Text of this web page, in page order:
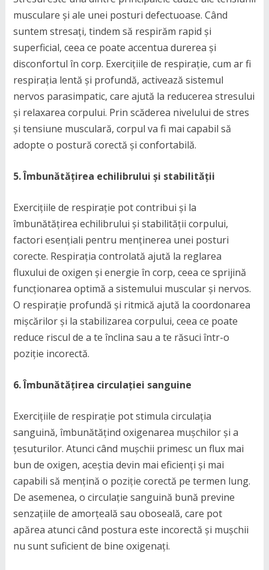
musculare și ale unei posturi defectuoase. Când
suntem stresați, tindem să respirăm rapid și
superficial, ceea ce poate accentua durerea și
disconfortul în corp. Exercițiile de respirație, cum ar fi
respirația lentă și profundă, activează sistemul
nervos parasimpatic, care ajută la reducerea stresului
și relaxarea corpului. Prin scăderea nivelului de stres
și tensiune musculară, corpul va fi mai capabil să
adopte o postură corectă și confortabilă.
5. Îmbunătățirea echilibrului și stabilității
Exercițiile de respirație pot contribui și la
îmbunătățirea echilibrului și stabilității corpului,
factori esențiali pentru menținerea unei posturi
corecte. Respirația controlată ajută la reglarea
fluxului de oxigen și energie în corp, ceea ce sprijină
funcționarea optimă a sistemului muscular și nervos.
O respirație profundă și ritmică ajută la coordonarea
mișcărilor și la stabilizarea corpului, ceea ce poate
reduce riscul de a te înclina sau a te răsuci într-o
poziție incorectă.
6. Îmbunătățirea circulației sanguine
Exercițiile de respirație pot stimula circulația
sanguină, îmbunătățind oxigenarea mușchilor și a
țesuturilor. Atunci când mușchii primesc un flux mai
bun de oxigen, aceștia devin mai eficienți și mai
capabili să mențină o poziție corectă pe termen lung.
De asemenea, o circulație sanguină bună previne
senzațiile de amorțeală sau oboseală, care pot
apărea atunci când postura este incorectă și mușchii
nu sunt suficient de bine oxigenați.